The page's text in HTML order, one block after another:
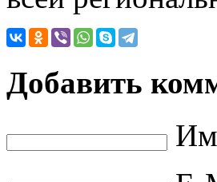
Добавить